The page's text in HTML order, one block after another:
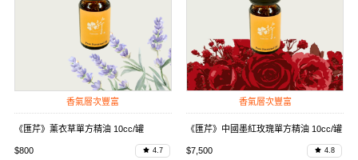
香氣層次豐富
《匯芹》薰衣草單方精油 10cc/罐
$800 4.7
香氣層次豐富
《匯芹》中國墨紅玫瑰單方精油 10cc/罐
$7,500 4.8